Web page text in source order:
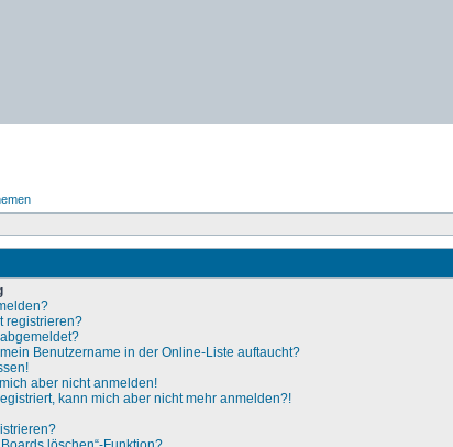
registrieren?
Benutzername in der Online-Liste auftaucht?
aber nicht anmelden!
kann mich aber nicht mehr anmelden?!